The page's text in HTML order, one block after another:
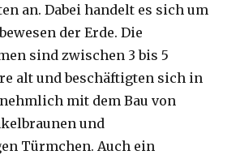
an. Dabei handelt es sich um
der Erde. Die
sind zwischen 3 bis 5
alt und beschäftigten sich in
mit dem Bau von
und
Türmchen. Auch ein